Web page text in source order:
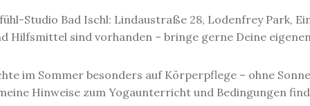
Studio Bad Ischl: Lindaustraße 28, Lodenfrey Park,
Hilfsmittel sind vorhanden – bringe gerne Deine
im Sommer besonders auf Körperpflege – ohne
Hinweise zum Yogaunterricht und Bedingungen